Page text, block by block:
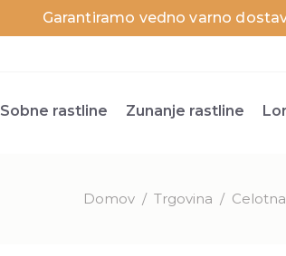
Garantiramo vedno varno
Sobne rastline Zunanje rastline
Domov / Trgovina /